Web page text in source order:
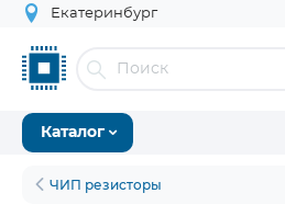
Екатеринбург
Каталог
ЧИП резисторы